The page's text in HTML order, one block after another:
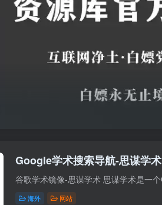
Google学术搜索导航-思谋学术
海外 网站